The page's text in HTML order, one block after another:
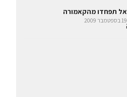
אל תפחדו מהקאמורה
19 בספטמבר 2009